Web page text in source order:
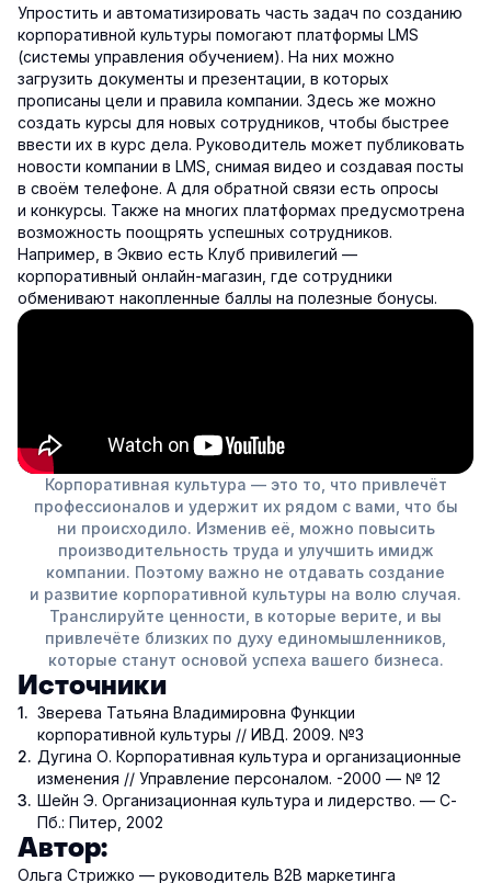
Упростить и автоматизировать часть задач по созданию
корпоративной культуры помогают платформы LMS
(системы управления обучением). На них можно
загрузить документы и презентации, в которых
прописаны цели и правила компании. Здесь же можно
создать курсы для новых сотрудников, чтобы быстрее
ввести их в курс дела. Руководитель может публиковать
новости компании в LMS, снимая видео и создавая посты
в своём телефоне. А для обратной связи есть опросы
и конкурсы. Также на многих платформах предусмотрена
возможность поощрять успешных сотрудников.
Например, в Эквио есть Клуб привилегий —
корпоративный онлайн-магазин, где сотрудники
обменивают накопленные баллы на полезные бонусы.
Корпоративная культура — это то, что привлечёт
профессионалов и удержит их рядом с вами, что бы
ни происходило. Изменив её, можно повысить
производительность труда и улучшить имидж
компании. Поэтому важно не отдавать создание
и развитие корпоративной культуры на волю случая.
Транслируйте ценности, в которые верите, и вы
привлечёте близких по духу единомышленников,
которые станут основой успеха вашего бизнеса.
Источники
Зверева Татьяна Владимировна Функции
корпоративной культуры // ИВД. 2009. №3
Дугина О. Корпоративная культура и организационные
изменения // Управление персоналом. -2000 — № 12
Шейн Э. Организационная культура и лидерство. — С-
Пб.: Питер, 2002
Автор:
Ольга Стрижко — руководитель В2В маркетинга